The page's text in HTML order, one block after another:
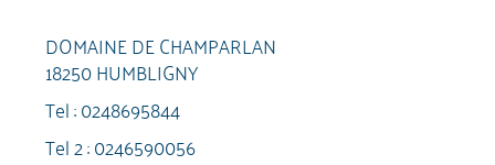
DOMAINE DE CHAMPARLAN
18250 HUMBLIGNY
Tel :0248695844
Tel 2 :0246590056